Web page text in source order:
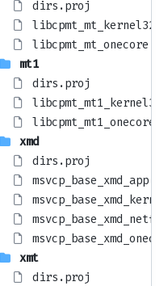
dirs.proj
mt1
dirs.proj
xmd
dirs.proj
xmt
dirs.proj